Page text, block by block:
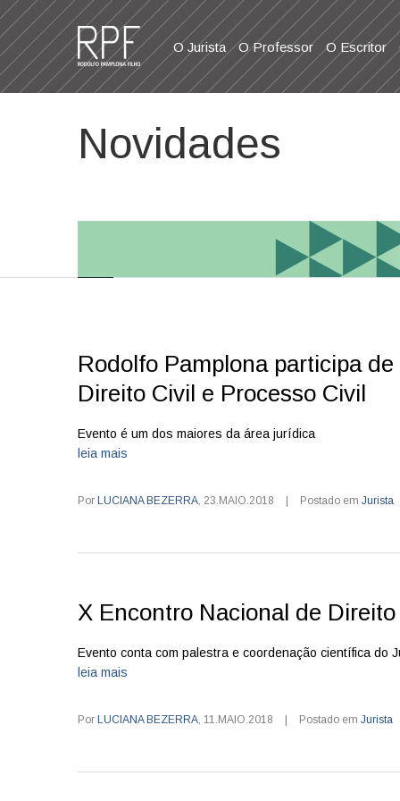
O Jurista O Professor O Escritor
Novidades
Rodolfo Pamplona participa
Direito Civil e Processo Civil
Evento é um dos maiores da área jurídica
leia mais
Por LUCIANA BEZERRA, 23.MAIO.2018 Postado em Jurista
X Encontro Nacional de
Evento conta com palestra e coordenação científica do
leia mais
Por LUCIANA BEZERRA, 11.MAIO.2018 Postado em Jurista